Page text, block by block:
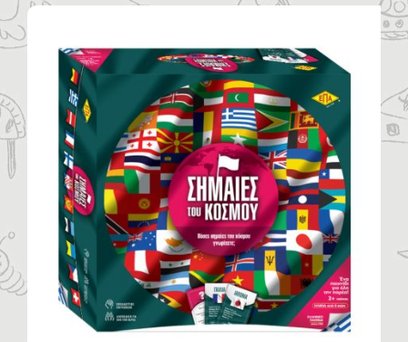
ΠΡΟΪΟΝΤΑ
ΚΑΤΗΓΟΡΙΕΣ
ΚΑΤΑΛΟΓΟΙ
ΝΕΑ
ΑΡΘΡΑ